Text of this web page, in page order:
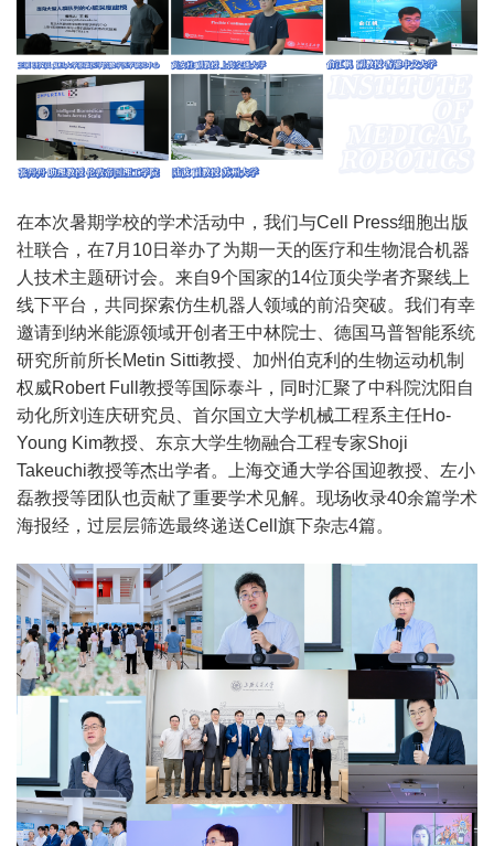
在本次暑期学校的学术活动中，我们与Cell Press细胞出版
社联合，在7月10日举办了为期一天的医疗和生物混合机器
人技术主题研讨会。来自9个国家的14位顶尖学者齐聚线上
线下平台，共同探索仿生机器人领域的前沿突破。我们有幸
邀请到纳米能源领域开创者王中林院士、德国马普智能系统
研究所前所长Metin Sitti教授、加州伯克利的生物运动机制
权威Robert Full教授等国际泰斗，同时汇聚了中科院沈阳自
动化所刘连庆研究员、首尔国立大学机械工程系主任Ho-
Young Kim教授、东京大学生物融合工程专家Shoji
Takeuchi教授等杰出学者。上海交通大学谷国迎教授、左小
磊教授等团队也贡献了重要学术见解。现场收录40余篇学术
海报经，过层层筛选最终递送Cell旗下杂志4篇。